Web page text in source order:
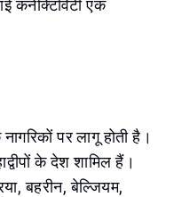
कनेक्टिविटी एक
पर लागू होती है।
के देश शामिल हैं।
बहरीन, बेल्जियम,